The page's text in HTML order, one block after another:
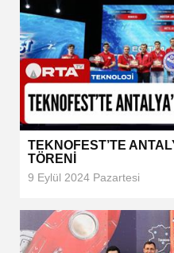
TEKNOFEST’TE
TÖRENİ
9 Eylül 2024 Pazartesi